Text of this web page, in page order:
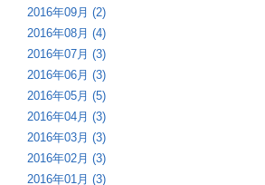
2016年09月 (2)
2016年08月 (4)
2016年07月 (3)
2016年06月 (3)
2016年05月 (5)
2016年04月 (3)
2016年03月 (3)
2016年02月 (3)
2016年01月 (3)